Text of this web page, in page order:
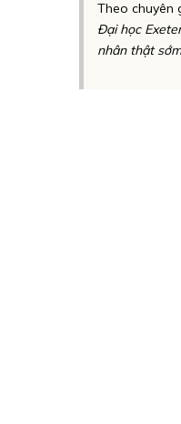
Theo chuyên
Đại học
nhân thật